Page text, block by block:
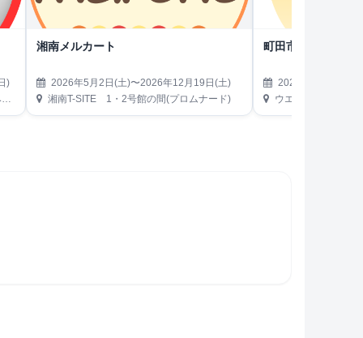
)
湘南メルカート
2026年5月2日(土)〜2026年12月19日(土)
湘南T-SITE 1・2号館の間(プロムナード)
町田市日曜朝市
2026年5月3日(日)
ウエルシア町田境川